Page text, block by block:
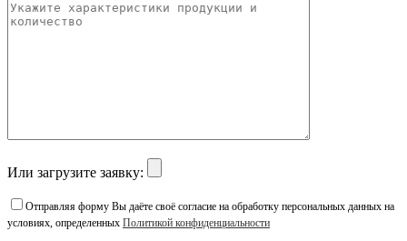
Или загрузите заявку:
Отправляя форму Вы даёте своё согласие на обработку персональных данных на
условиях, определенных Политикой конфиденциальности